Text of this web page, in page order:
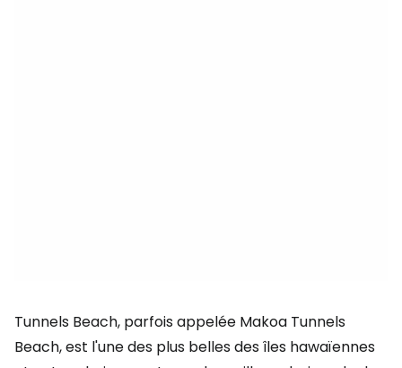
Tunnels Beach, parfois appelée Makoa Tunnels
Beach, est l'une des plus belles des îles hawaïennes